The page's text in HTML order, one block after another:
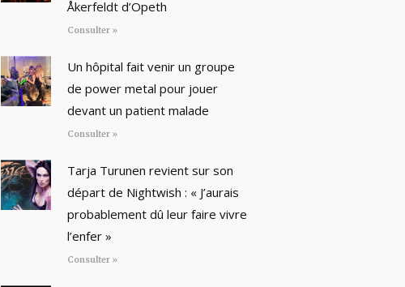
Åkerfeldt d’Opeth
Consulter »
Un hôpital fait venir un groupe
de power metal pour jouer
devant un patient malade
Consulter »
Tarja Turunen revient sur son
départ de Nightwish : « J’aurais
probablement dû leur faire vivre
l’enfer »
Consulter »